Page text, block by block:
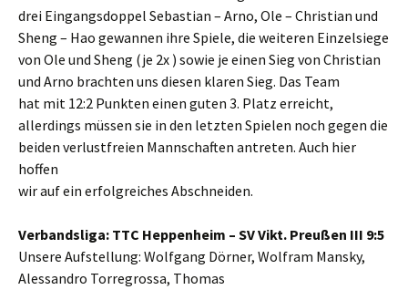
drei Eingangsdoppel Sebastian – Arno, Ole – Christian und
Sheng – Hao gewannen ihre Spiele, die weiteren Einzelsiege
von Ole und Sheng (je 2x ) sowie je einen Sieg von Christian
und Arno brachten uns diesen klaren Sieg. Das Team
hat mit 12:2 Punkten einen guten 3. Platz erreicht,
allerdings müssen sie in den letzten Spielen noch gegen die
beiden verlustfreien Mannschaften antreten. Auch hier
hoffen
wir auf ein erfolgreiches Abschneiden.
Verbandsliga: TTC Heppenheim – SV Vikt. Preußen III 9:5
Unsere Aufstellung: Wolfgang Dörner, Wolfram Mansky,
Alessandro Torregrossa, Thomas